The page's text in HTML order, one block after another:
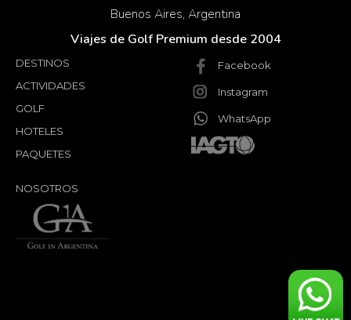
Buenos Aires, Argentina
Viajes de Golf Premium desde 2004
DESTINOS
ACTIVIDADES
GOLF
HOTELES
PAQUETES
Facebook
Instagram
WhatsApp
NOSOTROS